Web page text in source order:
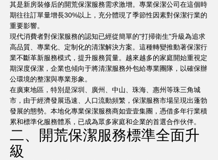
其是新房裝修后的開荒保潔服務需求激增。專業保潔公司在這個時
期往往訂單量增長30%以上，充分體現了季節性因素對保潔行業的
重要影響。
現代消費者對保潔服務的認知已經從簡單的"打掃衛生"升級為追求
高品質、專業化、定制化的清潔解決方案。這種轉變推動著保潔行
業不斷革新服務模式，提升服務質量。越來越多的家庭開始重視定
期深度保潔，企業也傾向于將清潔服務外包給專業團隊，以確保辦
公環境的整潔與專業形象。
在廣東地區，特別是深圳、廣州、中山、珠海、惠州等珠三角城
市，由于經濟發展迅速、人口流動頻繁，保潔服務市場呈現出蓬勃
發展的態勢。本地化專業保潔服務商如壹壹集團，憑借多年行業積
累和標準化服務體系，已成為眾多家庭和企業的首選合作伙伴。
二、開荒保潔服務標準全面升
級